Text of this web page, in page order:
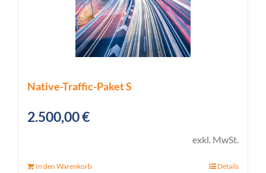
Native-Traffic-Paket S
2.500,00€
exkl. MwSt.
In den Warenkorb Details